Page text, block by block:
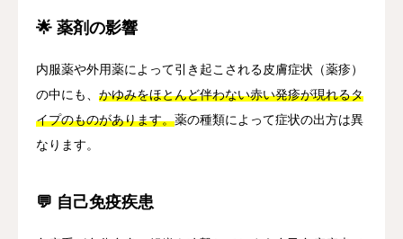
🌟 薬剤の影響
内服薬や外用薬によって引き起こされる皮膚症状（薬疹）
の中にも、 かゆみをほとんど伴わない赤い発疹が現れるタ
イプのものがあります。薬の種類によって症状の出方は異
なります。
💬 自己免疫疾患